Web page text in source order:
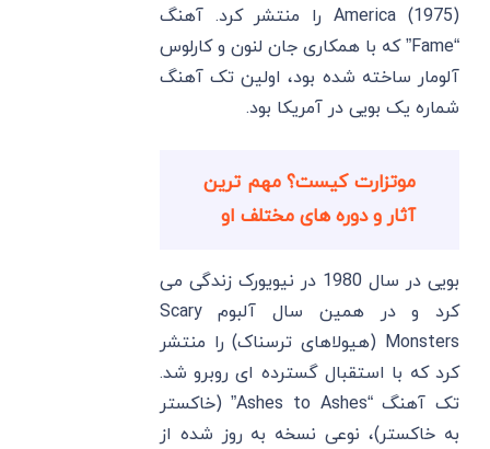
America (1975) را منتشر کرد. آهنگ
“Fame” که با همکاری جان لنون و کارلوس
آلومار ساخته شده بود، اولین تک آهنگ
شماره یک بویی در آمریکا بود.
موتزارت کیست؟ مهم ترین
آثار و دوره های مختلف او
بویی در سال 1980 در نیویورک زندگی می
کرد و در همین سال آلبوم Scary
Monsters (هیولاهای ترسناک) را منتشر
کرد که با استقبال گسترده ای روبرو شد.
تک آهنگ “Ashes to Ashes” (خاکستر
به خاکستر)، نوعی نسخه به روز شده از